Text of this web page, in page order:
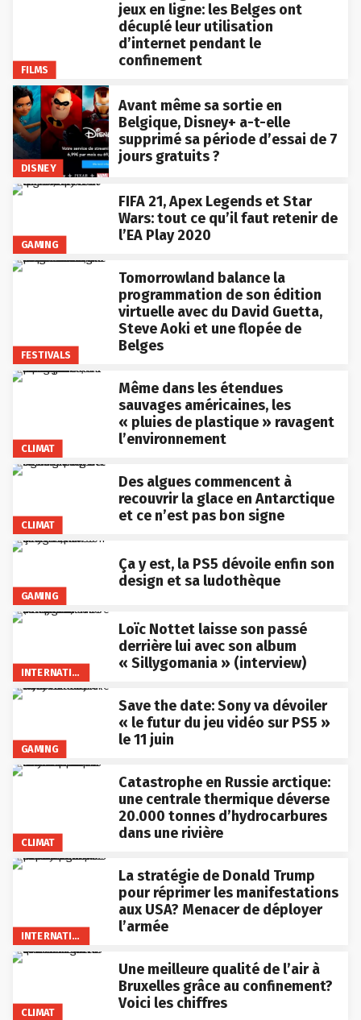
FILMS
jeux en ligne: les Belges ont
décuplé leur utilisation
d’internet pendant le
confinement
DISNEY
Avant même sa sortie en
Belgique, Disney+ a-t-elle
supprimé sa période d’essai de 7
jours gratuits ?
GAMING
FIFA 21, Apex Legends et Star
Wars: tout ce qu’il faut retenir de
l’EA Play 2020
FESTIVALS
Tomorrowland balance la
programmation de son édition
virtuelle avec du David Guetta,
Steve Aoki et une flopée de
Belges
CLIMAT
Même dans les étendues
sauvages américaines, les
« pluies de plastique » ravagent
l’environnement
CLIMAT
Des algues commencent à
recouvrir la glace en Antarctique
et ce n’est pas bon signe
GAMING
Ça y est, la PS5 dévoile enfin son
design et sa ludothèque
INTERNATIONAL
Loïc Nottet laisse son passé
derrière lui avec son album
« Sillygomania » (interview)
GAMING
Save the date: Sony va dévoiler
« le futur du jeu vidéo sur PS5 »
le 11 juin
CLIMAT
Catastrophe en Russie arctique:
une centrale thermique déverse
20.000 tonnes d’hydrocarbures
dans une rivière
INTERNATIONAL
La stratégie de Donald Trump
pour réprimer les manifestations
aux USA? Menacer de déployer
l’armée
CLIMAT
Une meilleure qualité de l’air à
Bruxelles grâce au confinement?
Voici les chiffres